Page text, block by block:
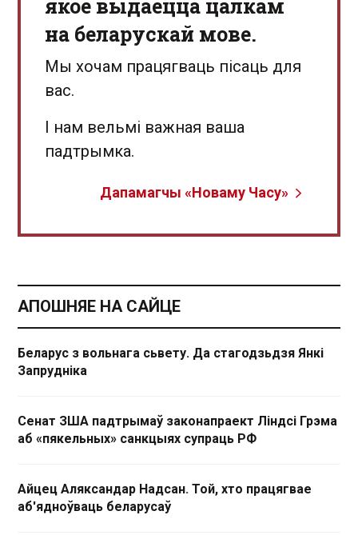
якое выдаецца цалкам
на беларускай мове.
Мы хочам працягваць пісаць для
вас.
І нам вельмі важная ваша
падтрымка.
Дапамагчы «Новаму Часу»
АПОШНЯЕ НА САЙЦЕ
Беларус з вольнага сьвету. Да стагодзьдзя Янкі
Запрудніка
Сенат ЗША падтрымаў законапраект Ліндсі Грэма
аб «пякельных» санкцыях супраць РФ
Айцец Аляксандар Надсан. Той, хто працягвае
аб'ядноўваць беларусаў